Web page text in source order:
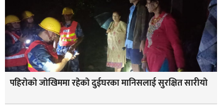
पहिराेकाे जाेखिममा रहेकाे दुईघरका मानिसलाई सुरक्षित सारीयाे